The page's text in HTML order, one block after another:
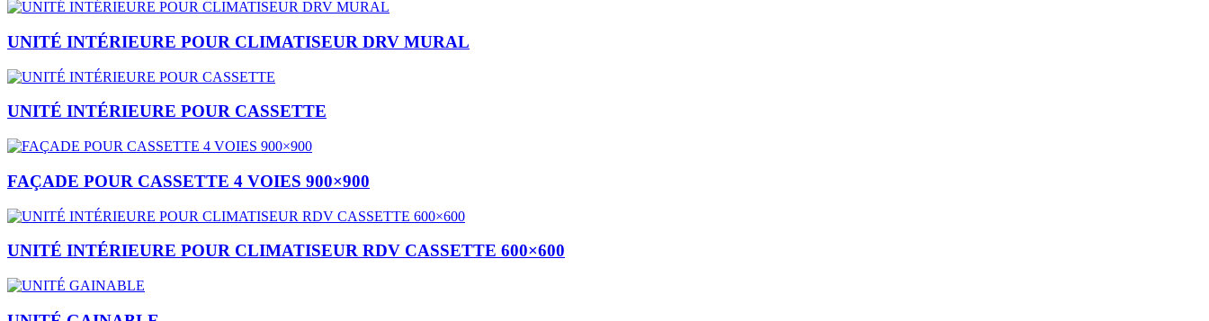
UNITÉ INTÉRIEURE POUR CLIMATISEUR DRV MURAL
UNITÉ INTÉRIEURE POUR CASSETTE
FAÇADE POUR CASSETTE 4 VOIES 900×900
UNITÉ INTÉRIEURE POUR CLIMATISEUR RDV CASSETTE 600×600